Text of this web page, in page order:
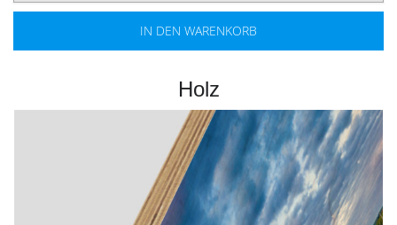
IN DEN WARENKORB
Holz